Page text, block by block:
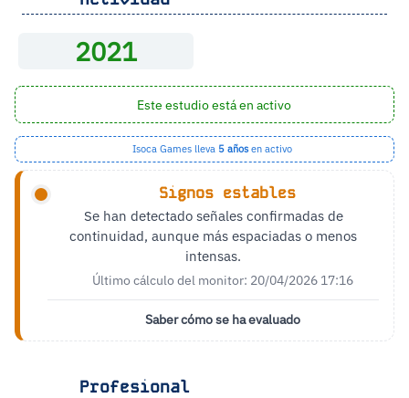
2021
Este estudio está en activo
Isoca Games lleva 5 años en activo
Signos estables
Se han detectado señales confirmadas de
continuidad, aunque más espaciadas o menos
intensas.
Último cálculo del monitor: 20/04/2026 17:16
Saber cómo se ha evaluado
Profesional